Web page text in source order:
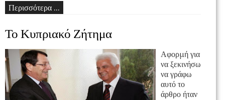
Περισσότερα ...
Το Κυπριακό Ζήτημα
Αφορμή για
να ξεκινήσω
να γράφω
αυτό το
άρθρο ήταν